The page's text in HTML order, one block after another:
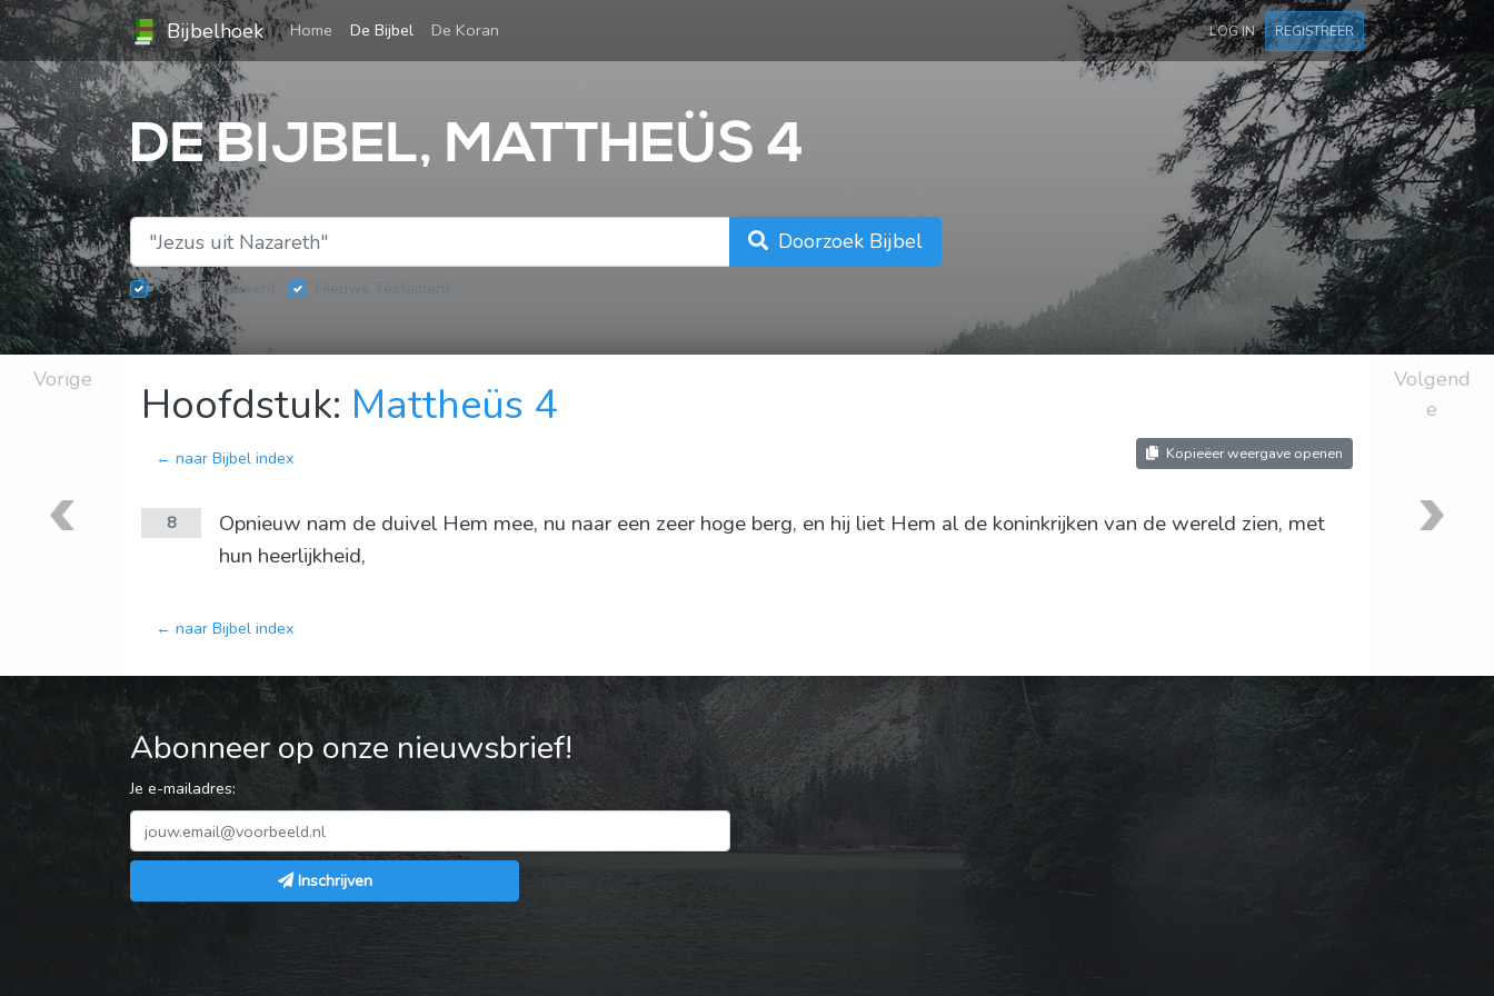
Bijbelhoek Home (current)
De Bijbel De Koran LOG IN REGISTREER
DE BIJBEL, MATTHEÜS 4
Doorzoek Bijbel
Oude Testament
Vorige Hoofdstuk: Mattheüs 4
← naar Bijbel index Kopieëer weergave openen
8
Opnieuw nam de duivel Hem mee, nu naar een zeer hoge berg, en hij liet Hem al de koninkrijken van de wereld zien, met
hun heerlijkheid,
← naar Bijbel index
Volgend
e
Abonneer op onze nieuwsbrief!
Je e-mailadres:
Inschrijven